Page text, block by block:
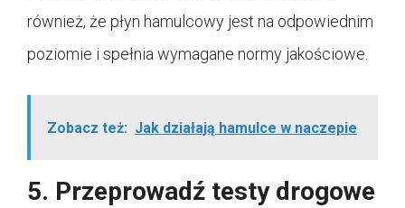
również, że płyn hamulcowy jest na odpowiednim
poziomie i spełnia wymagane normy jakościowe.
Zobacz też: Jak działają hamulce w naczepie
5. Przeprowadź testy drogowe